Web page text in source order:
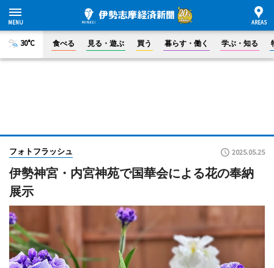
30°C 食べる 見る・遊ぶ 買う 暮らす・働く 学ぶ・知る
フォトフラッシュ 2025.05.25
伊勢神宮・内宮神苑で国華会による花の奉納
展示